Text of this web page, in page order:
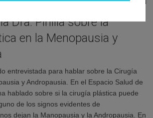
Dra. Pinilla sobre la
en la Menopausia y
entrevistada para hablar sobre la Cirugía
y Andropausia. En el Espacio Salud de
hablado sobre si la cirugía plástica puede
de los signos evidentes de
dejan la Manopausia y la Andropausia. En